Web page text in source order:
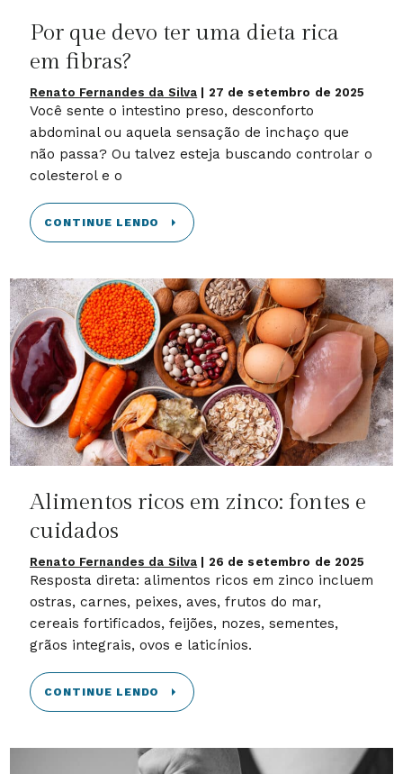
Por que devo ter uma dieta rica
em fibras?
Renato Fernandes da Silva 27 de setembro de 2025
Você sente o intestino preso, desconforto
abdominal ou aquela sensação de inchaço que
não passa? Ou talvez esteja buscando controlar o
colesterol e o
CONTINUE LENDO
Alimentos ricos em zinco: fontes e
cuidados
Renato Fernandes da Silva 26 de setembro de 2025
Resposta direta: alimentos ricos em zinco incluem
ostras, carnes, peixes, aves, frutos do mar,
cereais fortificados, feijões, nozes, sementes,
grãos integrais, ovos e laticínios.
CONTINUE LENDO